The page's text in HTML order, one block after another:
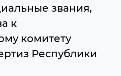
звания,
к
комитету
Республики